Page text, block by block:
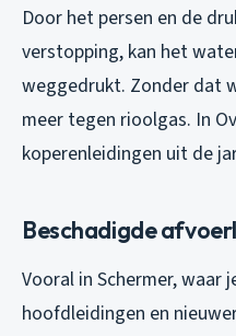
Door het persen en de
verstopping, kan het
weggedrukt. Zonder dat
meer tegen rioolgas. In
koperenleidingen uit de
Beschadigde
Vooral in Schermer, waar
hoofdleidingen en